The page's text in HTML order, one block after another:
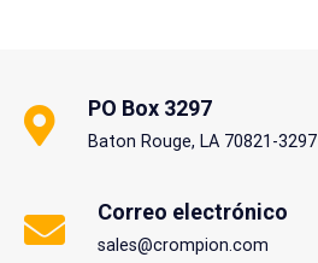
PO Box 3297
Baton Rouge, LA 70821-3297
Correo electrónico
sales@crompion.com